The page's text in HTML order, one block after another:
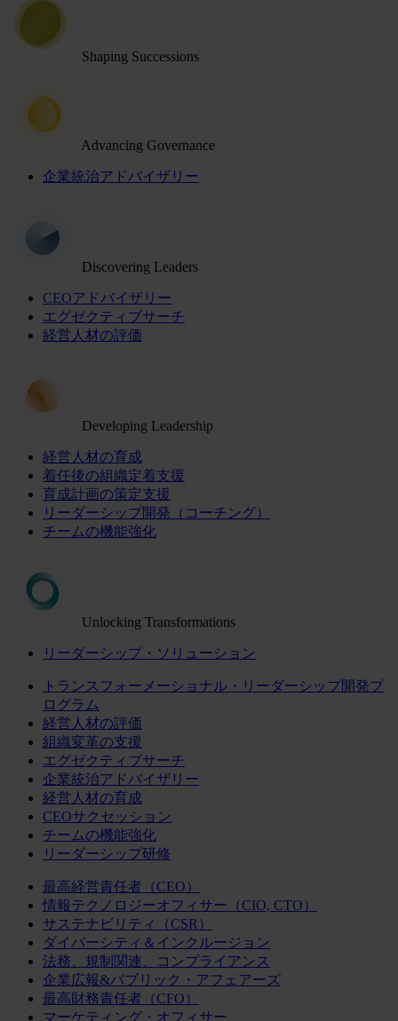
Shaping Successions
Advancing Governance
企業統治アドバイザリー
Discovering Leaders
CEOアドバイザリー
エグゼクティブサーチ
経営人材の評価
Developing Leadership
経営人材の育成
着任後の組織定着支援
育成計画の策定支援
リーダーシップ開発（コーチング）
チームの機能強化
Unlocking Transformations
リーダーシップ・ソリューション
トランスフォーメーショナル・リーダーシップ開発プ
ログラム
経営人材の評価
組織変革の支援
エグゼクティブサーチ
企業統治アドバイザリー
経営人材の育成
CEOサクセッション
チームの機能強化
リーダーシップ研修
最高経営責任者（CEO）
情報テクノロジーオフィサー（CIO, CTO）
サステナビリティ（CSR）
ダイバーシティ＆インクルージョン
法務、規制関連、コンプライアンス
企業広報&パブリック・アフェアーズ
最高財務責任者（CFO）
マーケティング・オフィサー